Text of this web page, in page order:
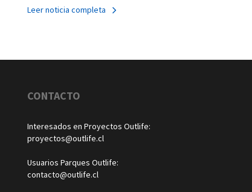
Leer noticia completa
CONTACTO
Interesados en Proyectos Outlife:
proyectos@outlife.cl
Usuarios Parques Outlife:
contacto@outlife.cl